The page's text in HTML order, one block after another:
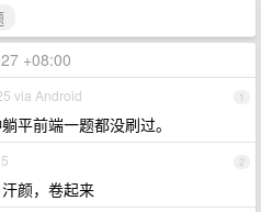
+08:00
1
via Android
平前端一题都没刷过。
2
颜，卷起来